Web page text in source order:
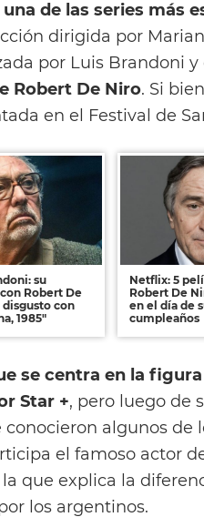
una de las series más
dirigida por
por Luis Brandoni
Robert De Niro. Si
en el Festival de
su
Robert De
disgusto con
1985"
Netflix: 5
Robert De
en el día de
cumpleaños
se centra en la
Star +, pero luego de
conocieron algunos
el famoso actor
que explica la
los argentinos.